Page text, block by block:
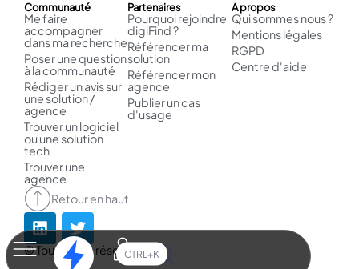
CTRL+K
Communauté
Me faire
accompagner
dans ma recherche
Poser une question
à la communauté
Rédiger un avis sur
une solution /
agence
Trouver un logiciel
ou une solution
tech
Trouver une
agence
Partenaires
Pourquoi rejoindre
digiFind ?
Référencer ma
solution
Référencer mon
agence
Publier un cas
d'usage
A propos
Qui sommes nous ?
Mentions légales
RGPD
Centre d'aide
Retour en haut
© Tous droits réservés.